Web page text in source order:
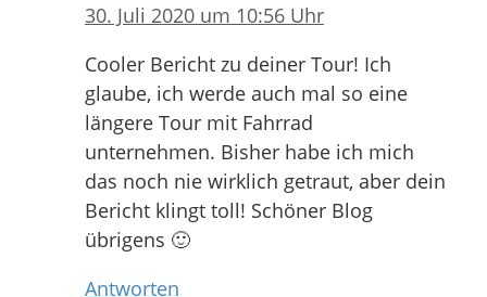
30. Juli 2020 um 10:56 Uhr
Cooler Bericht zu deiner Tour! Ich
glaube, ich werde auch mal so eine
längere Tour mit Fahrrad
unternehmen. Bisher habe ich mich
das noch nie wirklich getraut, aber dein
Bericht klingt toll! Schöner Blog
übrigens 🙂
Antworten